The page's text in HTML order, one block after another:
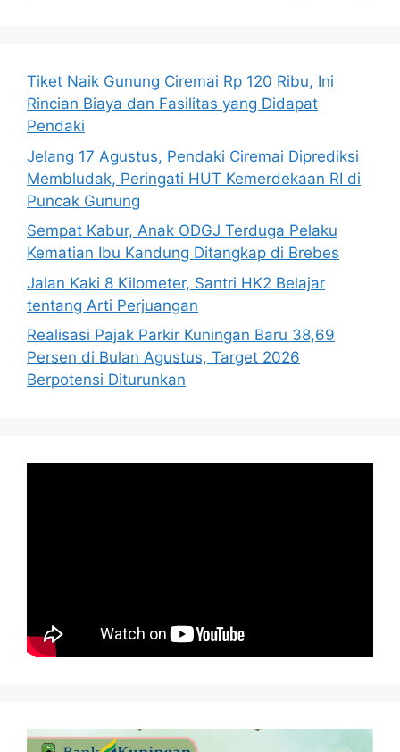
Tiket Naik Gunung Ciremai Rp 120 Ribu, Ini
Rincian Biaya dan Fasilitas yang Didapat
Pendaki
Jelang 17 Agustus, Pendaki Ciremai Diprediksi
Membludak, Peringati HUT Kemerdekaan RI di
Puncak Gunung
Sempat Kabur, Anak ODGJ Terduga Pelaku
Kematian Ibu Kandung Ditangkap di Brebes
Jalan Kaki 8 Kilometer, Santri HK2 Belajar
tentang Arti Perjuangan
Realisasi Pajak Parkir Kuningan Baru 38,69
Persen di Bulan Agustus, Target 2026
Berpotensi Diturunkan